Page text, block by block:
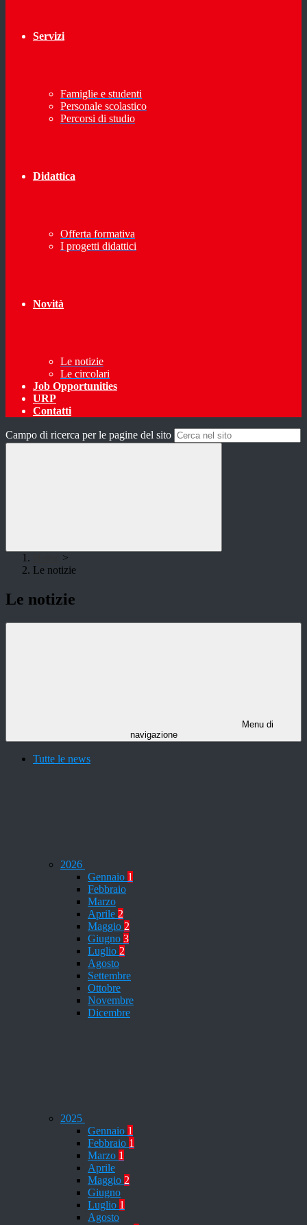
Servizi
Famiglie e studenti
Personale scolastico
Percorsi di studio
Didattica
Offerta formativa
I progetti didattici
Novità
Le notizie
Le circolari
Job Opportunities
URP
Contatti
Campo di ricerca per le pagine del sito
>
Le notizie
Le notizie
Menu di
navigazione
Tutte le news
2026
Gennaio 1
Febbraio
Marzo
Aprile 2
Maggio 2
Giugno 3
Luglio 2
Agosto
Settembre
Ottobre
Novembre
Dicembre
2025
Gennaio 1
Febbraio 1
Marzo 1
Aprile
Maggio 2
Giugno
Luglio 1
Agosto